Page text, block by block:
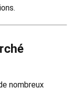
nombreux